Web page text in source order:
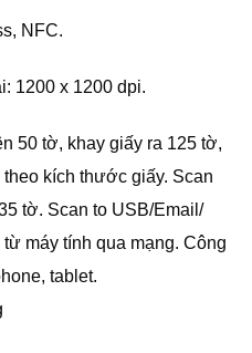
NFC.
1200 x 1200 dpi.
50 tờ, khay giấy ra 125 tờ,
kích thước giấy. Scan
tờ. Scan to USB/Email/
máy tính qua mạng. Công
tablet.